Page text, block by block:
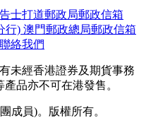
士打道郵政局郵政信箱
行) 澳門郵政總局郵政信箱
聯絡我們
未經香港證券及期貨事務
品亦不可在港發售。
成員)。版權所有。